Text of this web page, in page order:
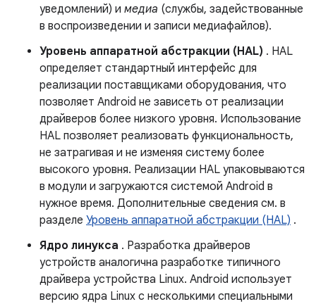
уведомлений) и медиа (службы, задействованные
в воспроизведении и записи медиафайлов).
Уровень аппаратной абстракции (HAL) . HAL
определяет стандартный интерфейс для
реализации поставщиками оборудования, что
позволяет Android не зависеть от реализации
драйверов более низкого уровня. Использование
HAL позволяет реализовать функциональность,
не затрагивая и не изменяя систему более
высокого уровня. Реализации HAL упаковываются
в модули и загружаются системой Android в
нужное время. Дополнительные сведения см. в
разделе Уровень аппаратной абстракции (HAL) .
Ядро линукса . Разработка драйверов
устройств аналогична разработке типичного
драйвера устройства Linux. Android использует
версию ядра Linux с несколькими специальными